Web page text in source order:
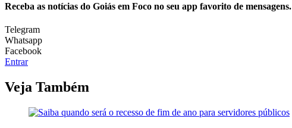
Receba as notícias do Goiás em Foco no seu app favorito de mensagens.
Telegram
Whatsapp
Facebook
Entrar
Veja Também